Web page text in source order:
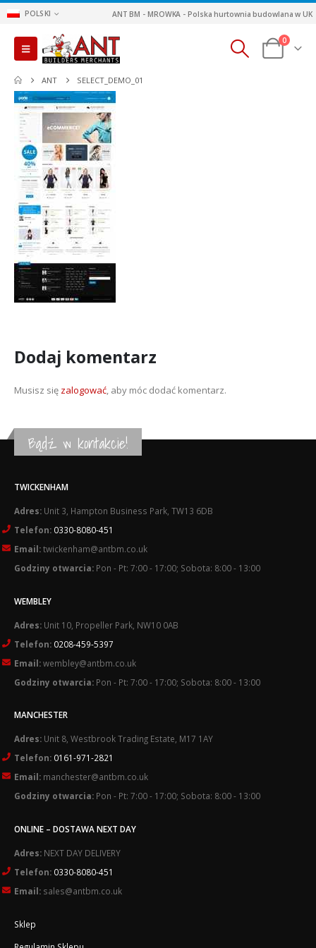
POLSKI ANT BM - MROWKA - Polska hurtownia budowlana w UK
0
ANT SELECT_DEMO_01
Dodaj komentarz
Musisz się zalogować, aby móc dodać komentarz.
Bądź w kontakcie!
TWICKENHAM
Adres: Unit 3, Hampton Business Park, TW13 6DB
Telefon: 0330-8080-451
Email:twickenham@antbm.co.uk
Godziny otwarcia: Pon - Pt: 7:00 - 17:00; Sobota: 8:00 - 13:00
WEMBLEY
Adres: Unit 10, Propeller Park, NW10 0AB
Telefon: 0208-459-5397
Email:wembley@antbm.co.uk
Godziny otwarcia: Pon - Pt: 7:00 - 17:00; Sobota: 8:00 - 13:00
MANCHESTER
Adres: Unit 8, Westbrook Trading Estate, M17 1AY
Telefon: 0161-971-2821
Email: manchester@antbm.co.uk
Godziny otwarcia: Pon - Pt: 7:00 - 17:00; Sobota: 8:00 - 13:00
ONLINE – DOSTAWA NEXT DAY
Adres: NEXT DAY DELIVERY
Telefon: 0330-8080-451
Email: sales@antbm.co.uk
Sklep